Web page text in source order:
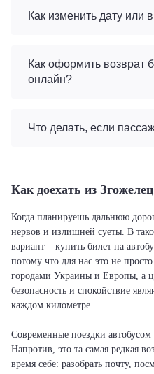
Как изменить дату или
Как оформить возврат
онлайн?
Что делать, если
Как доехать из
Когда планируешь дальнюю
нервов и излишней суеты. В
вариант – купить билет на
потому что для нас это не
городами Украины и Европы, а
безопасность и спокойствие
каждом километре.
Современные поездки автобусом
Напротив, это та самая редкая
время себе: разобрать почту,